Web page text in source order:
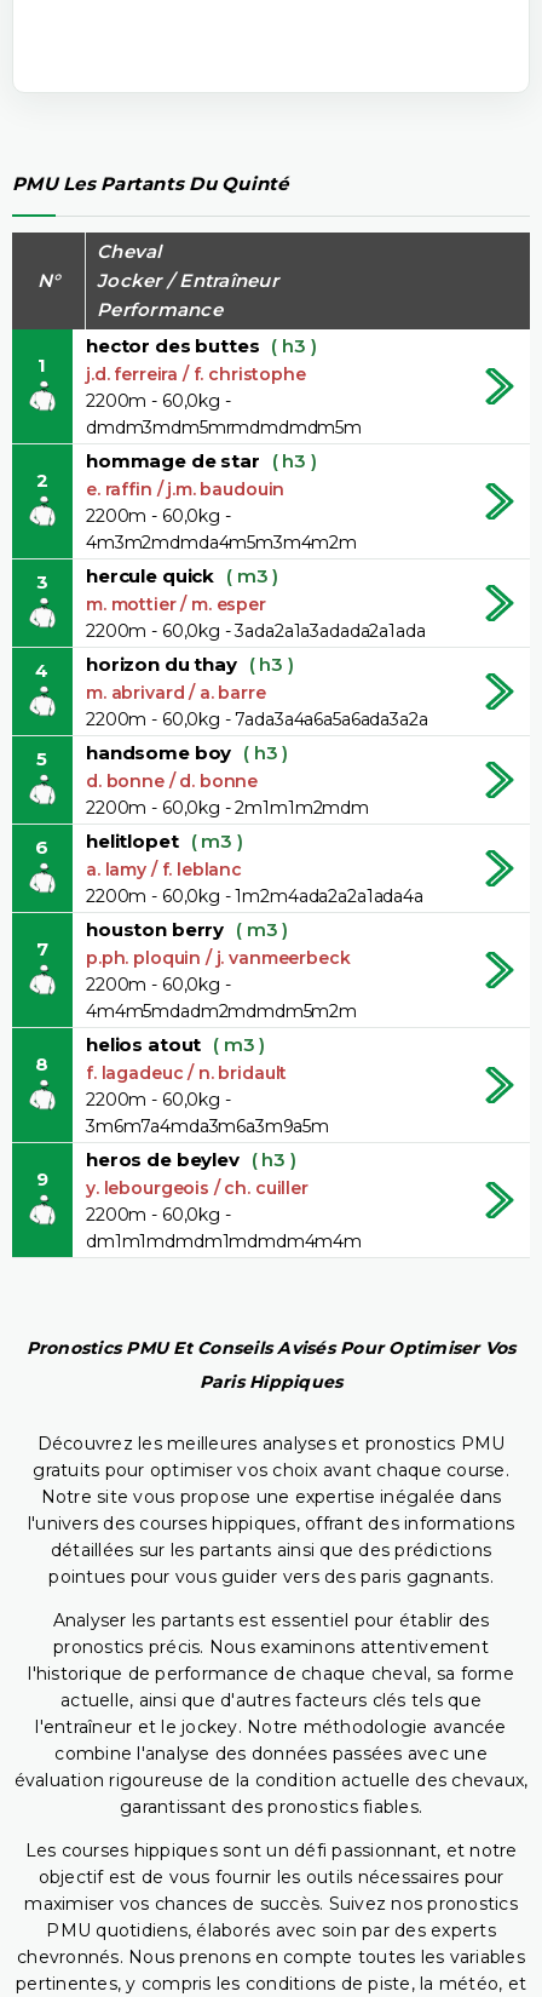
PMU Les Partants Du Quinté
N°
Cheval
Jocker / Entraîneur
Performance
1
hector des buttes ( h3 )
j.d. ferreira / f. christophe
2200m - 60,0kg -
dmdm3mdm5mrmdmdmdm5m
2
hommage de star ( h3 )
e. raffin / j.m. baudouin
2200m - 60,0kg -
4m3m2mdmda4m5m3m4m2m
3 hercule quick ( m3 )
m. mottier / m. esper
2200m - 60,0kg - 3ada2a1a3adada2a1ada
4 horizon du thay ( h3 )
m. abrivard / a. barre
2200m - 60,0kg - 7ada3a4a6a5a6ada3a2a
5 handsome boy ( h3 )
d. bonne / d. bonne
2200m - 60,0kg - 2m1m1m2mdm
6 helitlopet ( m3 )
a. lamy / f. leblanc
2200m - 60,0kg - 1m2m4ada2a2a1ada4a
7
houston berry ( m3 )
p.ph. ploquin / j. vanmeerbeck
2200m - 60,0kg -
4m4m5mdadm2mdmdm5m2m
8
helios atout ( m3 )
f. lagadeuc / n. bridault
2200m - 60,0kg -
3m6m7a4mda3m6a3m9a5m
9
heros de beylev ( h3 )
y. lebourgeois / ch. cuiller
2200m - 60,0kg -
dm1m1mdmdm1mdmdm4m4m
Pronostics PMU Et Conseils Avisés Pour Optimiser Vos
Paris Hippiques
Découvrez les meilleures analyses et pronostics PMU
gratuits pour optimiser vos choix avant chaque course.
Notre site vous propose une expertise inégalée dans
l'univers des courses hippiques, offrant des informations
détaillées sur les partants ainsi que des prédictions
pointues pour vous guider vers des paris gagnants.
Analyser les partants est essentiel pour établir des
pronostics précis. Nous examinons attentivement
l'historique de performance de chaque cheval, sa forme
actuelle, ainsi que d'autres facteurs clés tels que
l'entraîneur et le jockey. Notre méthodologie avancée
combine l'analyse des données passées avec une
évaluation rigoureuse de la condition actuelle des chevaux,
garantissant des pronostics fiables.
Les courses hippiques sont un défi passionnant, et notre
objectif est de vous fournir les outils nécessaires pour
maximiser vos chances de succès. Suivez nos pronostics
PMU quotidiens, élaborés avec soin par des experts
chevronnés. Nous prenons en compte toutes les variables
pertinentes, y compris les conditions de piste, la météo, et